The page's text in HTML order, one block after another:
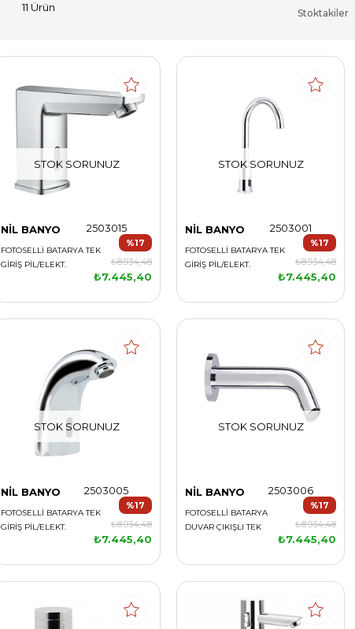
Stoktakiler
11 Ürün
STOK SORUNUZ
NİL BANYO
FOTOSELLİ BATARYA TEK
GİRİŞ PİL/ELEKT.
2503015
₺7.445,40
₺8.934,48
%17
STOK SORUNUZ
NİL BANYO
FOTOSELLİ BATARYA TEK
GİRİŞ PİL/ELEKT.
2503001
₺7.445,40
₺8.934,48
%17
STOK SORUNUZ
NİL BANYO
FOTOSELLİ BATARYA TEK
GİRİŞ PİL/ELEKT.
2503005
₺7.445,40
₺8.934,48
%17
STOK SORUNUZ
NİL BANYO
FOTOSELLİ BATARYA
DUVAR ÇIKIŞLI TEK
2503006
₺7.445,40
₺8.934,48
%17